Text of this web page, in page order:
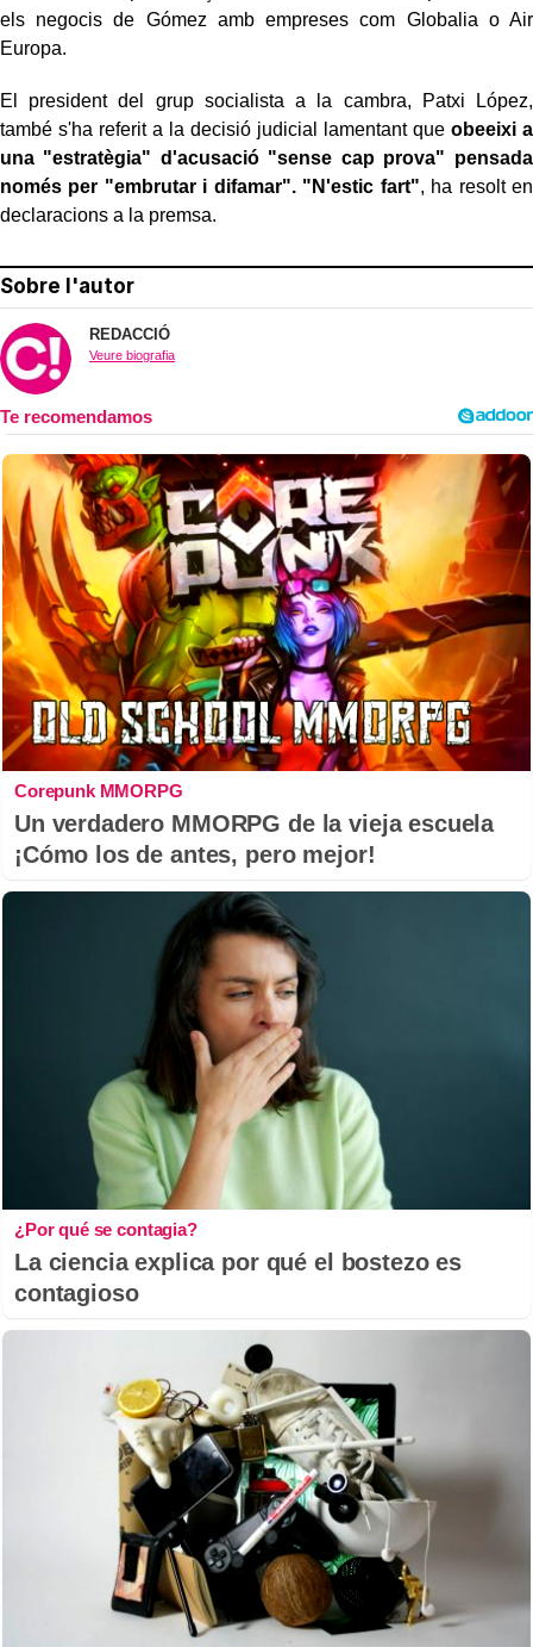
els negocis de Gómez amb empreses com Globalia o Air
Europa.
El president del grup socialista a la cambra, Patxi López,
també s'ha referit a la decisió judicial lamentant que obeeixi a
una "estratègia" d'acusació "sense cap prova" pensada
només per "embrutar i difamar". "N'estic fart", ha resolt en
declaracions a la premsa.
Sobre l'autor
REDACCIÓ
Veure biografia
Corepunk MMORPG
Un verdadero MMORPG de la vieja escuela
¡Cómo los de antes, pero mejor!
¿Por qué se contagia?
La ciencia explica por qué el bostezo es
contagioso